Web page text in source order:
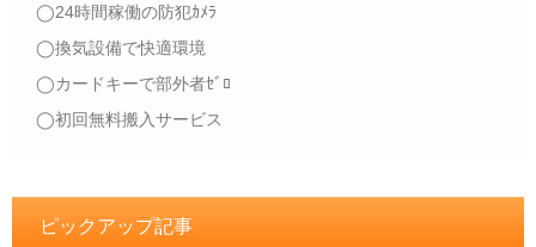
◯24時間稼働の防犯ｶﾒﾗ
◯換気設備で快適環境
◯カードキーで部外者ｾﾞﾛ
◯初回無料搬入サービス
ピックアップ記事